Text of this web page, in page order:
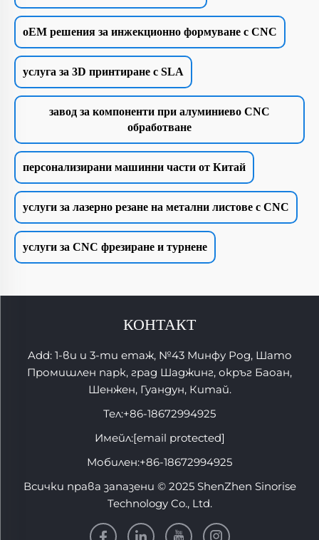
oEM решения за инжекционно формуване с CNC
услуга за 3D принтиране с SLA
завод за компоненти при алуминиево CNC
обработване
персонализирани машинни части от Китай
услуги за лазерно резане на метални листове с CNC
услуги за CNC фрезиране и турнене
КОНТАКТ
Add: 1-ви и 3-ти етаж, №43 Минфу Род, Шато
Промишлен парк, град Шаджинг, окръг Баоан,
Шенжен, Гуандун, Китай.
Тел:+86-18672994925
Имейл:[email protected]
Мобилен:+86-18672994925
Всички права запазени © 2025 ShenZhen Sinorise
Technology Co., Ltd.